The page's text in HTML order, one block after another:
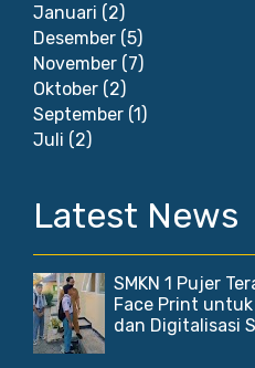
Januari (2)
Desember (5)
November (7)
Oktober (2)
September (1)
Juli (2)
Latest News
SMKN 1 Pujer
Face Print
dan Digitalisasi